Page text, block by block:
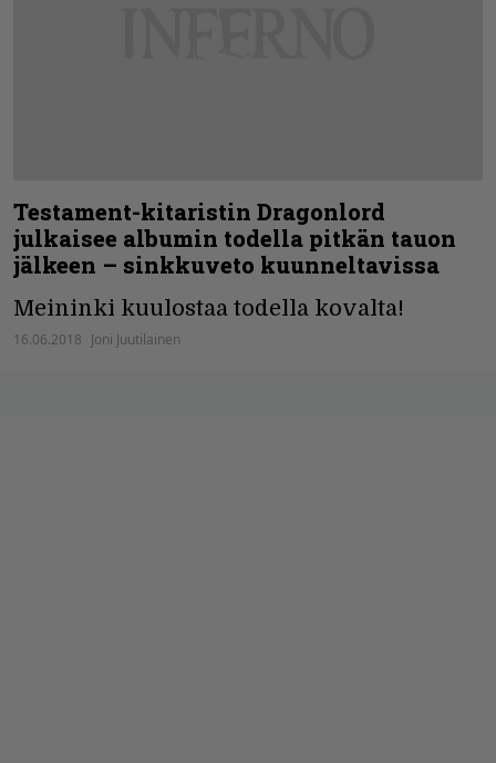
Testament-kitaristin Dragonlord
julkaisee albumin todella pitkän tauon
jälkeen – sinkkuveto kuunneltavissa
Meininki kuulostaa todella kovalta!
16.06.2018 Joni Juutilainen